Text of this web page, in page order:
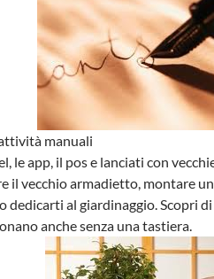
manuali
le app, il pos e lanciati con
il vecchio armadietto, montare
dedicarti al giardinaggio. Scopri
anche senza una tastiera.